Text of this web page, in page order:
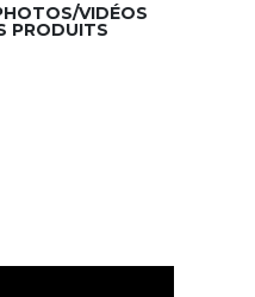
VIDÉOS
PRODUITS